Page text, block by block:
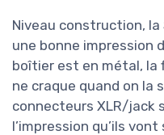
Niveau construction,
une bonne impression
boîtier est en métal, la
ne craque quand on la
connecteurs XLR/jack
l’impression qu’ils